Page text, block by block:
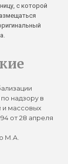
с которой
надзору в
и массовых
от 28 апреля
М.А.